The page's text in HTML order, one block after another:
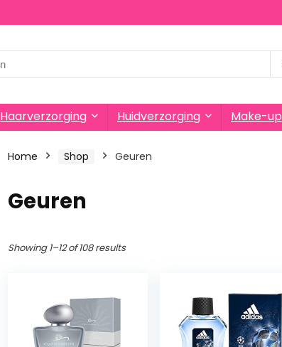
Haarverzorging Huidverzorging Make-up
Home Shop Geuren
Geuren
Showing 1–12 of 108 results